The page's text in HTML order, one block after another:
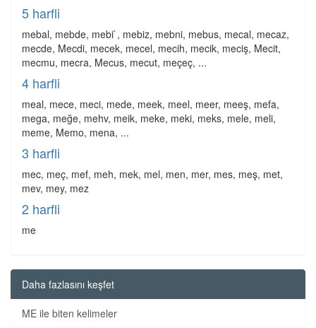
5 harfli
mebal, mebde, mebi`, mebiz, mebni, mebus, mecal, mecaz,
mecde, Mecdi, mecek, mecel, mecih, mecik, meciş, Mecit,
mecmu, mecra, Mecus, mecut, meçeç, ...
4 harfli
meal, mece, meci, mede, meek, meel, meer, meeş, mefa,
mega, meğe, mehv, meik, meke, meki, meks, mele, meli,
meme, Memo, mena, ...
3 harfli
mec, meç, mef, meh, mek, mel, men, mer, mes, meş, met,
mev, mey, mez
2 harfli
me
Daha fazlasını keşfet
ME ile biten kelimeler